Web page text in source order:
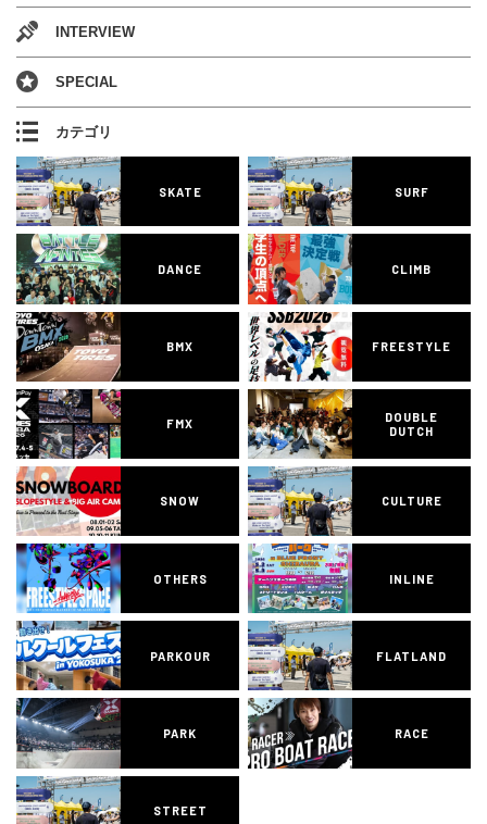
INTERVIEW
SPECIAL
カテゴリ
SKATE SURF
DANCE CLIMB
BMX FREESTYLE
FMX
DOUBLE
DUTCH
SNOW CULTURE
OTHERS INLINE
PARKOUR FLATLAND
PARK RACE
STREET